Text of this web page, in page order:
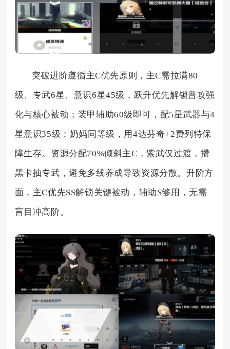
突破进阶遵循主C优先原则，主C需拉满80
级、专武6星、意识6星45级，跃升优先解锁普攻强
化与核心被动；装甲辅助60级即可，配5星武器与4
星意识35级；奶妈同等级，用4达芬奇+2费列特保
障生存。资源分配70%倾斜主C，紫武仅过渡，攒
黑卡抽专武，避免多线养成导致资源分散。升阶方
面，主C优先SS解锁关键被动，辅助S够用，无需
盲目冲高阶。